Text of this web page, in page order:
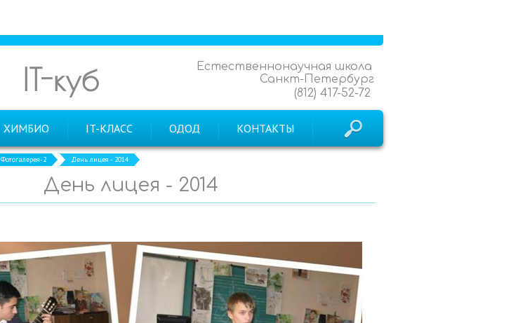
Естественнонаучная школа
Санкт-Петербург
(812) 417-52-72
IT-куб
ХИМБИО IT-КЛАСС ОДОД КОНТАКТЫ
Фотогалерея-2 День лицея - 2014
День лицея - 2014